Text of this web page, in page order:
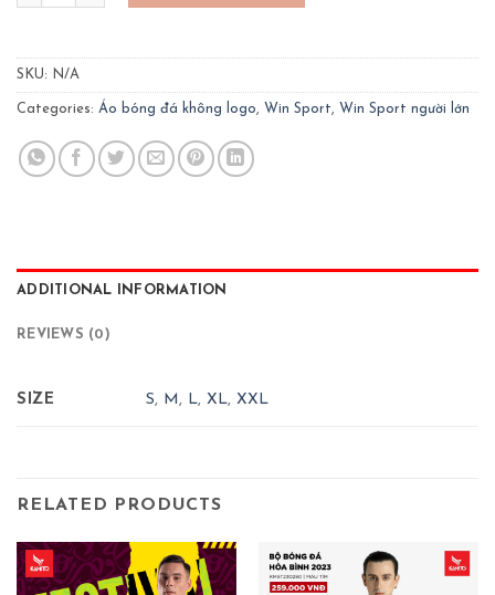
SKU: N/A
Categories: Áo bóng đá không logo, Win Sport, Win Sport người lớn
ADDITIONAL INFORMATION
REVIEWS (0)
SIZE S, M, L,XL,XXL
RELATED PRODUCTS